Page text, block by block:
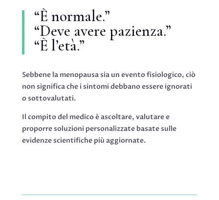
“È normale.”
“Deve avere pazienza.”
“È l’età.”
Sebbene la menopausa sia un evento fisiologico, ciò
non significa che i sintomi debbano essere ignorati
o sottovalutati.
Il compito del medico è ascoltare, valutare e
proporre soluzioni personalizzate basate sulle
evidenze scientifiche più aggiornate.